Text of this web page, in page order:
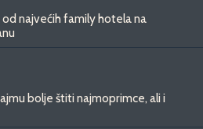
najvećih family hotela na
bolje štiti najmoprimce, ali i